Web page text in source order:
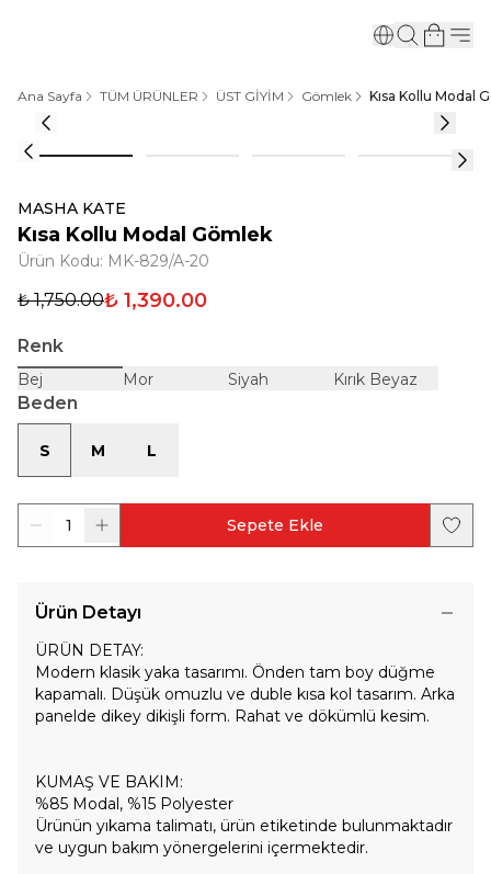
Ana Sayfa TÜM ÜRÜNLER ÜST GİYİM Gömlek Kısa Kollu Modal
MASHA KATE
Kısa Kollu Modal Gömlek
Ürün Kodu: MK-829/A-20
₺ 1,750.00₺ 1,390.00
Renk
Bej Mor Siyah Kırık Beyaz
Beden
S M L
1 Sepete Ekle
Ürün Detayı
ÜRÜN DETAY:
Modern klasik yaka tasarımı. Önden tam boy düğme
kapamalı. Düşük omuzlu ve duble kısa kol tasarım. Arka
panelde dikey dikişli form. Rahat ve dökümlü kesim.
KUMAŞ VE BAKIM:
%85 Modal, %15 Polyester
Ürünün yıkama talimatı, ürün etiketinde bulunmaktadır
ve uygun bakım yönergelerini içermektedir.